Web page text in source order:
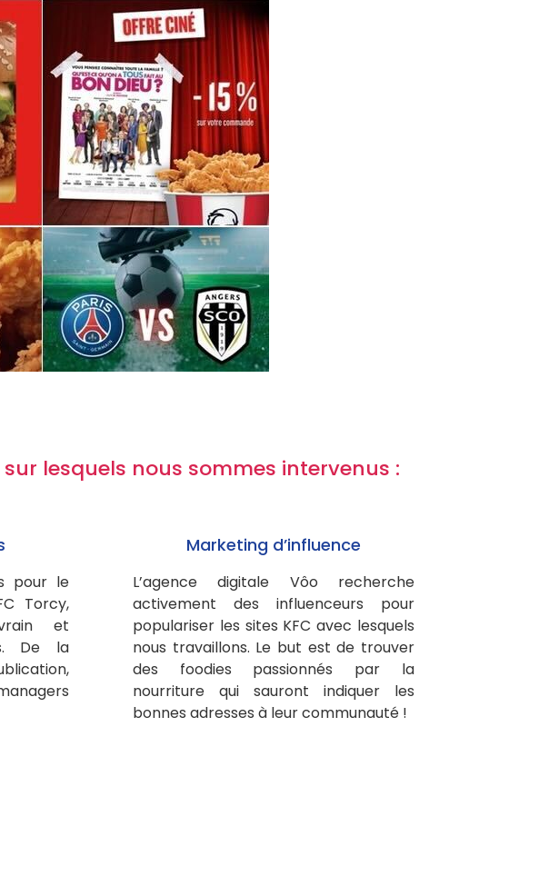
lesquels nous sommes intervenus :
pour le
Torcy,
et
De la
Marketing d’influence
L’agence digitale Vôo recherche
activement des influenceurs pour
populariser les sites KFC avec lesquels
nous travaillons. Le but est de trouver
des foodies passionnés par la
nourriture qui sauront indiquer les
bonnes adresses à leur communauté !